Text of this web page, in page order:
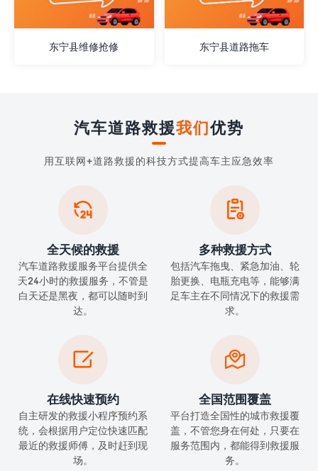
东宁县维修抢修 东宁县道路拖车
汽车道路救援我们优势
用互联网+道路救援的科技方式提高车主应急效率

全天候的救援
汽车道路救援服务平台提供全
天24小时的救援服务，不管是
白天还是黑夜，都可以随时到
达。

多种救援方式
包括汽车拖曳、紧急加油、轮
胎更换、电瓶充电等，能够满
足车主在不同情况下的救援需
求。

在线快速预约
自主研发的救援小程序预约系
统，会根据用户定位快速匹配
最近的救援师傅，及时赶到现
场。

全国范围覆盖
平台打造全国性的城市救援覆
盖，不管您身在何处，只要在
服务范围内，都能得到救援服
务。